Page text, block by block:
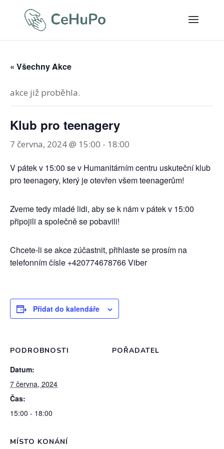
« Všechny Akce
akce již proběhla.
Klub pro teenagery
7 června, 2024 @ 15:00 - 18:00
V pátek v 15:00 se v Humanitárním centru uskuteční klub
pro teenagery, který je otevřen všem teenagerům!
Zveme tedy mladé lidi, aby se k nám v pátek v 15:00
připojili a společně se pobavili!
Chcete-li se akce zúčastnit, přihlaste se prosím na
telefonním čísle +420774678766 Viber
Přidat do kalendáře
PODROBNOSTI
Datum:
7 června, 2024
Čas:
15:00 - 18:00
POŘADATEL
MÍSTO KONÁNÍ